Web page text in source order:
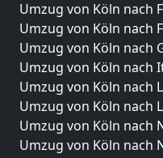
Umzug von Köln nach
Umzug von Köln nach
Umzug von Köln nach
Umzug von Köln nach
Umzug von Köln nach
Umzug von Köln nach
Umzug von Köln nach
Umzug von Köln nach